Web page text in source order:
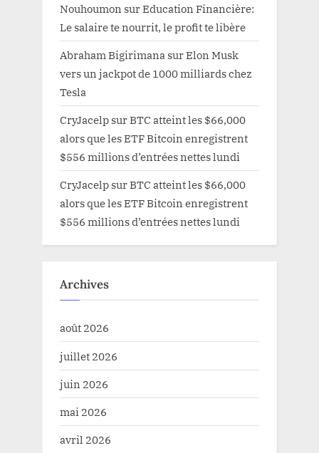
Nouhoumon surEducation Financière:
Le salaire te nourrit, le profit te libère
Abraham Bigirimana surElon Musk
vers un jackpot de 1000 milliards chez
Tesla
CryJacelp surBTC atteint les $66,000
alors que les ETF Bitcoin enregistrent
$556 millions d’entrées nettes lundi
CryJacelp surBTC atteint les $66,000
alors que les ETF Bitcoin enregistrent
$556 millions d’entrées nettes lundi
Archives
août 2026
juillet 2026
juin 2026
mai 2026
avril 2026